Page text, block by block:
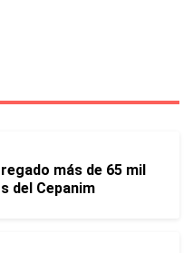
más de 65 mil
del Cepanim